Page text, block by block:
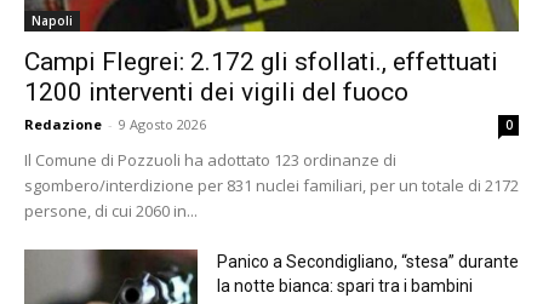
Napoli
Campi Flegrei: 2.172 gli sfollati., effettuati
1200 interventi dei vigili del fuoco
Redazione - 9 Agosto 2026 0
Il Comune di Pozzuoli ha adottato 123 ordinanze di
sgombero/interdizione per 831 nuclei familiari, per un totale di 2172
persone, di cui 2060 in...
Panico a Secondigliano, “stesa” durante
la notte bianca: spari tra i bambini